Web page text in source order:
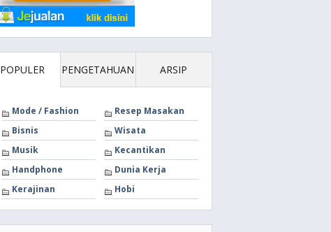
POPULER PENGETAHUAN ARSIP
Mode / Fashion
Resep Masakan
Bisnis
Wisata
Musik
Kecantikan
Handphone
Dunia Kerja
Kerajinan
Hobi